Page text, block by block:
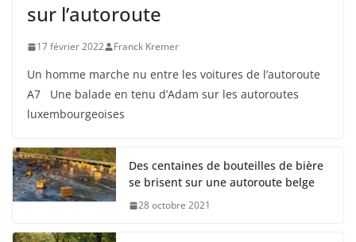
sur l’autoroute
17 février 2022 Franck Kremer
Un homme marche nu entre les voitures de l’autoroute
A7 Une balade en tenu d’Adam sur les autoroutes
luxembourgeoises
Des centaines de bouteilles de bière
se brisent sur une autoroute belge
28 octobre 2021